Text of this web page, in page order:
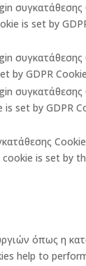
is set by
by GDPR
set by
is set by
όπως η
help to